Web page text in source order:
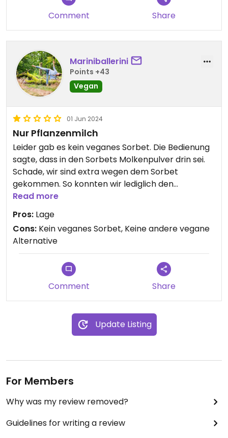
Comment Share
Mariniballerini
Points +43
Vegan
01 Jun 2024
Nur Pflanzenmilch
Leider gab es kein veganes Sorbet. Die Bedienung
sagte, dass in den Sorbets Molkenpulver drin sei.
Schade, wir sind extra wegen dem Sorbet
gekommen. So konnten wir lediglich den
Cappuccino mit pflanzlicher Milch trinken.
Read more
Pros: Lage
Cons: Kein veganes Sorbet, Keine andere vegane
Alternative
Comment Share
Update Listing
For Members
Why was my review removed?
Guidelines for writing a review